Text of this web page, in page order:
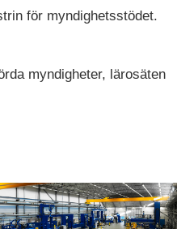
för myndighetsstödet.
myndigheter, lärosäten